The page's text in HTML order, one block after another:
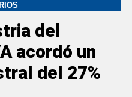
del
acordó un
del 27%